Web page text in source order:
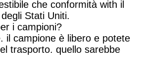
che conformità with il
Stati Uniti.
i campioni?
il campione è libero e potete
trasporto. quello sarebbe